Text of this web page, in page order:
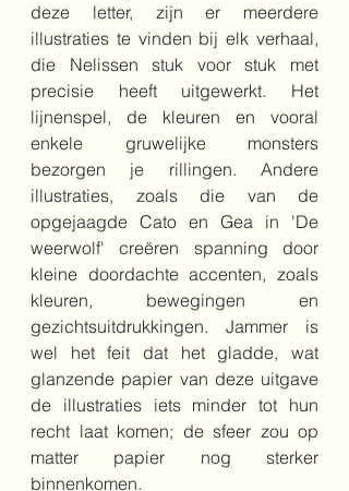
deze letter, zijn er meerdere
illustraties te vinden bij elk verhaal,
die Nelissen stuk voor stuk met
precisie heeft uitgewerkt. Het
lijnenspel, de kleuren en vooral
enkele gruwelijke monsters
bezorgen je rillingen. Andere
illustraties, zoals die van de
opgejaagde Cato en Gea in 'De
weerwolf' creëren spanning door
kleine doordachte accenten, zoals
kleuren, bewegingen en
gezichtsuitdrukkingen. Jammer is
wel het feit dat het gladde, wat
glanzende papier van deze uitgave
de illustraties iets minder tot hun
recht laat komen; de sfeer zou op
matter papier nog sterker
binnenkomen.